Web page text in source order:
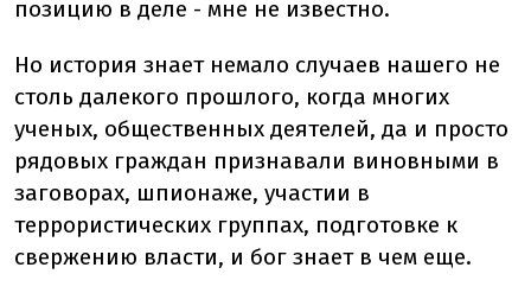
позицию в деле - мне не известно.
Но история знает немало случаев нашего не
столь далекого прошлого, когда многих
ученых, общественных деятелей, да и просто
рядовых граждан признавали виновными в
заговорах, шпионаже, участии в
террористических группах, подготовке к
свержению власти, и бог знает в чем еще.